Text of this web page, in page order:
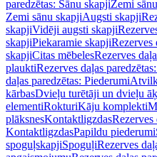
paredzētas: Sānu skapjiZemi
Zemi sānu skapjiAugsti skapji
skapjiVidēji augsti skapji
skapjiPiekaramie skapjiRezerves
skapjiCitas mēbelesRezerves
plauktiRezerves daļas
daļas paredzētas: Piederumi
kārbasDvieļu turētāji un dvieļu
elementiRokturiKāju komplekti
plāksnesKontaktligzdasRezerves
KontaktligzdasPapildu piederumi
spoguļskapjiSpoguļiRezerves